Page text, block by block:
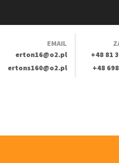
EMAIL
erton16@o2.pl
ertons160@o2.pl
+48 81
+48